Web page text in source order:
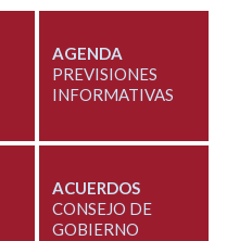
AGENDA
PREVISIONES
INFORMATIVAS
ACUERDOS
CONSEJO DE
GOBIERNO